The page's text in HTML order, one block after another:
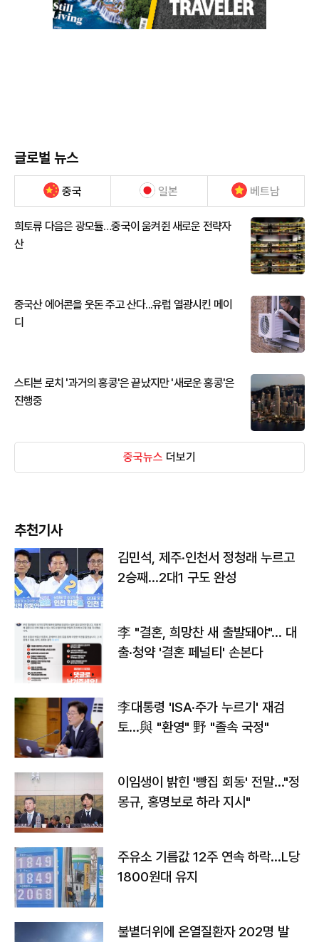
글로벌 뉴스
중국 일본 베트남
희토류 다음은 광모듈…중국이 움켜쥔 새로운 전략자
산
중국산 에어콘을 웃돈 주고 산다...유럽 열광시킨 메이
디
스티븐 로치 '과거의 홍콩'은 끝났지만 '새로운 홍콩'은
진행중
중국뉴스 더보기
추천기사
김민석, 제주·인천서 정청래 누르고
2승째…2대1 구도 완성
李 "결혼, 희망찬 새 출발돼야"… 대
출·청약 '결혼 페널티' 손본다
李대통령 'ISA·주가 누르기' 재검
토…與 "환영" 野 "졸속 국정"
이임생이 밝힌 '빵집 회동' 전말…"정
몽규, 홍명보로 하라 지시"
주유소 기름값 12주 연속 하락…L당
1800원대 유지
불볕더위에 온열질환자 202명 발